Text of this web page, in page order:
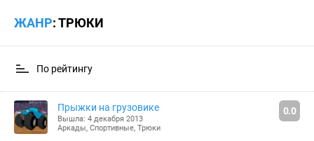
ЖАНР: ТРЮКИ
По рейтингу
Прыжки на грузовике
Вышла: 4 декабря 2013
Аркады, Спортивные, Трюки
0.0